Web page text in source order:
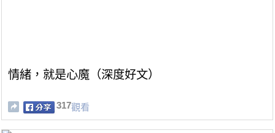
情緒，就是心魔（深度好文）
317觀看